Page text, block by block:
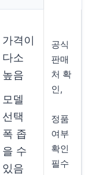
가격이
다소
높음
모델
선택
폭 좁
을 수
있음
공식
판매
처 확
인,
정품
여부
확인
필수